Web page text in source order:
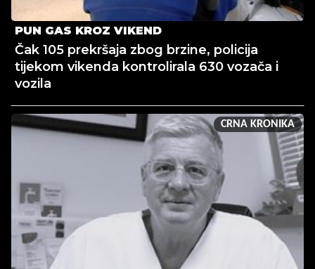
PUN GAS KROZ VIKEND
Čak 105 prekršaja zbog brzine, policija
tijekom vikenda kontrolirala 630 vozača i
vozila
CRNA KRONIKA